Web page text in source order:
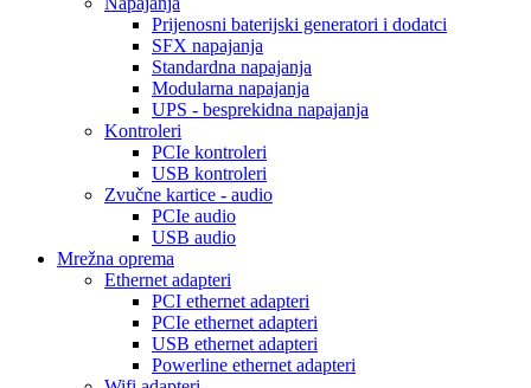
Prijenosni baterijski generatori i dodatci
SFX napajanja
Standardna napajanja
Modularna napajanja
UPS - besprekidna napajanja
Kontroleri
PCIe kontroleri
USB kontroleri
Zvučne kartice - audio
PCIe audio
USB audio
Mrežna oprema
Ethernet adapteri
PCI ethernet adapteri
PCIe ethernet adapteri
USB ethernet adapteri
Powerline ethernet adapteri